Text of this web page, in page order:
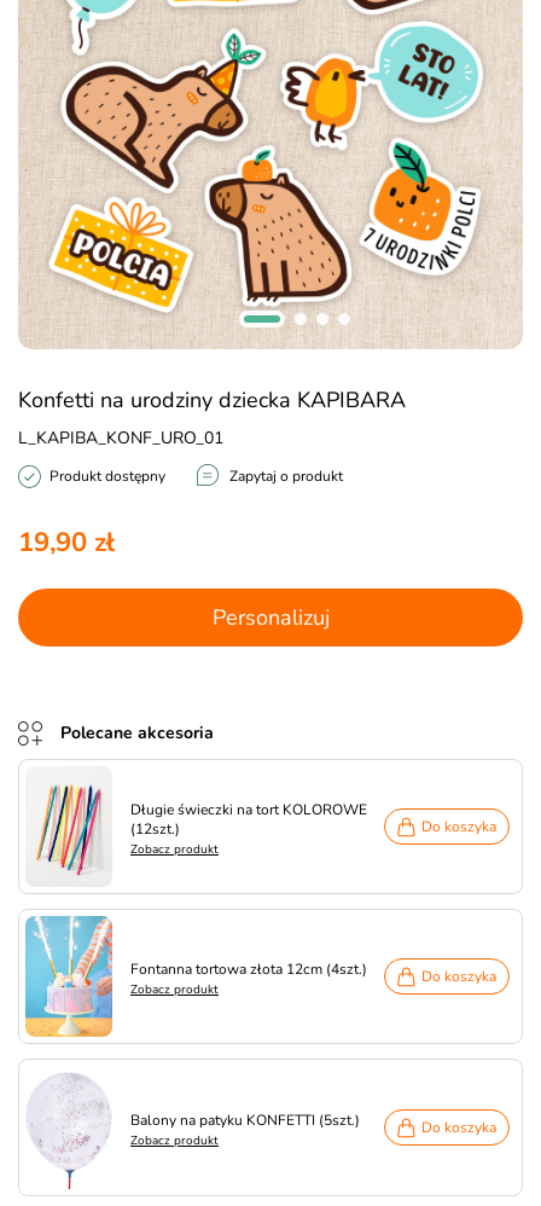
Konfetti na urodziny dziecka KAPIBARA
L_KAPIBA_KONF_URO_01
Produkt dostępny Zapytaj o produkt
19,90 zł
Personalizuj
Polecane akcesoria
Długie świeczki na tort KOLOROWE
(12szt.)
Zobacz produkt
Do koszyka
Fontanna tortowa złota 12cm (4szt.)
Zobacz produkt
Do koszyka
Balony na patyku KONFETTI (5szt.)
Zobacz produkt
Do koszyka